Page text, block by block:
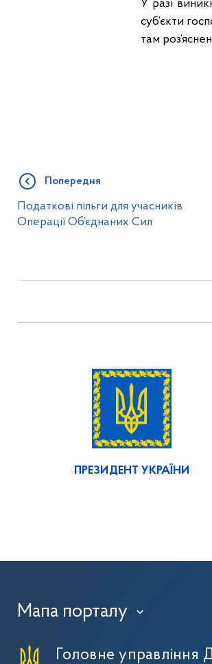
У разі
суб’єкти
там
Попередня
Податкові пільги для учасників
Операції Об’єднаних Сил
ПРЕЗИДЕНТ УКРАЇНИ
Мапа порталу ›
Головне управління